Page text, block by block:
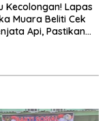
Kecolongan! Lapas
Muara Beliti Cek
Api, Pastikan